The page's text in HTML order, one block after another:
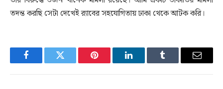
তদন্ত করছি সেটা দেখেই র্যাবের সহযোগিতায় ঢাকা থেকে আটক করি।
FacebookTwitter Pinterest LinkedInTumblr Email